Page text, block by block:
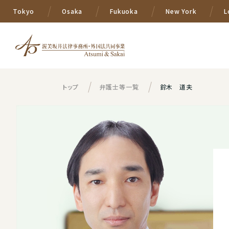
Tokyo Osaka Fukuoka New York
トップ 弁護士等一覧 鈴木 道夫